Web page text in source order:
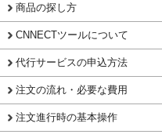
商品の探し方
CNNECTツールについて
代行サービスの申込方法
注文の流れ・必要な費用
注文進行時の基本操作